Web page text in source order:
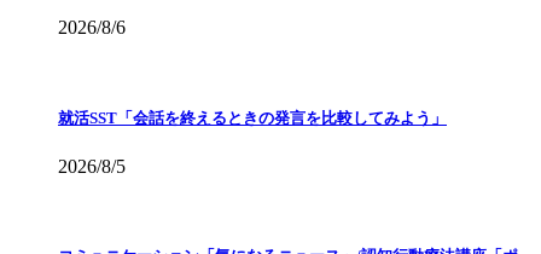
2026/8/6
就活SST「会話を終えるときの発言を比較してみよう」
2026/8/5